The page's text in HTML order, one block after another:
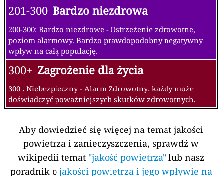
201-300 Bardzo niezdrowa
200-300: Bardzo niezdrowe - Ostrzeżenie zdrowotne,
poziom alarmowy. Bardzo prawdopodobny negatywny
wpływ na całą populację.
300+ Zagrożenie dla życia
300 : Niebezpieczny - Alarm Zdrowotny: każdy może
doświadczyć poważniejszych skutków zdrowotnych.
Aby dowiedzieć się więcej na temat jakości
powietrza i zanieczyszczenia, sprawdź w
wikipedii temat "jakość powietrza" lub nasz
poradnik o jakości powietrza i jego wpływie na